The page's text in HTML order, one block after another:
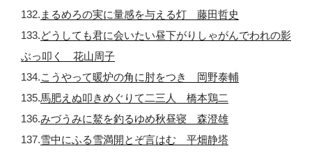
132. まるめろの実に量感を与える灯 藤田哲史
133.どうしても君に会いたい昼下がりしゃがんでわれの影
ぶっ叩く 花山周子
134.こうやって暖炉の角に肘をつき 岡野泰輔
135.馬肥えぬ叩きめぐりて二三人 橋本鶏二
136.みづうみに鰲を釣るゆめ秋昼寝 森澄雄
137.雪中にふる雪満開とぞ言はむ 平畑静塔